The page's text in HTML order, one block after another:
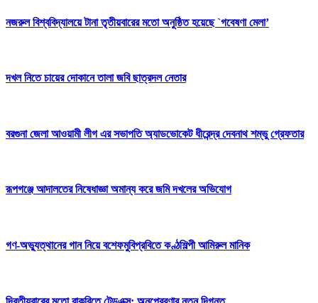
নজরুল বিশ্ববিদ্যালয়ে টানা তৃতীয়বারের মতো অনুষ্ঠিত হয়েছে `গবেষণা মেলা’
দখল নিতে চায়ের দোকানে তালা জবি ছাত্রদল নেতার
বরগুনা জেলা আওয়ামী লীগ এর সভাপতি অ্যাডভোকেট ধীরেন্দ্র দেবনাথ শম্ভু গ্রেফতার
রূপগঞ্জে আদালতের নিষেধাজ্ঞা অমান্য করে জমি দখলের অভিযোগ
গণ-অভ্যুত্থানের গান নিয়ে বশেফমুবিপ্রবিতে কণ্ঠশিল্পী আমিরুল মানিক